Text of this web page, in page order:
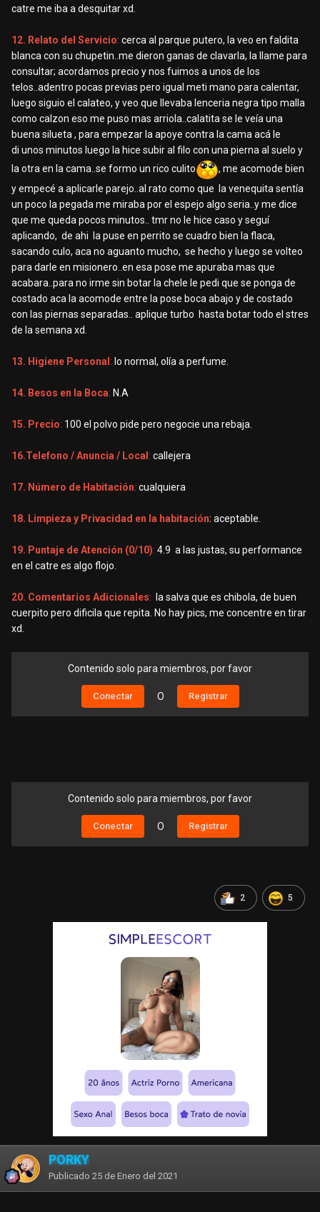
catre me iba a desquitar xd.
12. Relato del Servicio: cerca al parque putero, la veo en faldita
blanca con su chupetin..me dieron ganas de clavarla, la llame para
consultar; acordamos precio y nos fuimos a unos de los
telos..adentro pocas previas pero igual meti mano para calentar,
luego siguio el calateo, y veo que llevaba lenceria negra tipo malla
como calzon eso me puso mas arriola..calatita se le veía una
buena silueta , para empezar la apoye contra la cama acá le
di unos minutos luego la hice subir al filo con una pierna al suelo y
la otra en la cama..se formo un rico culito
, me acomode bien
y empecé a aplicarle parejo..al rato como que la venequita sentía
un poco la pegada me miraba por el espejo algo seria..y me dice
que me queda pocos minutos.. tmr no le hice caso y seguí
aplicando, de ahi la puse en perrito se cuadro bien la flaca,
sacando culo, aca no aguanto mucho, se hecho y luego se volteo
para darle en misionero..en esa pose me apuraba mas que
acabara..para no irme sin botar la chele le pedi que se ponga de
costado aca la acomode entre la pose boca abajo y de costado
con las piernas separadas.. aplique turbo hasta botar todo el stres
de la semana xd.
13. Higiene Personal : lo normal, olía a perfume.
14. Besos en la Boca: N.A
15. Precio: 100 el polvo pide pero negocie una rebaja.
16.Telefono / Anuncia / Local : callejera
17. Número de Habitación: cualquiera
18. Limpieza y Privacidad en la habitación: aceptable.
19. Puntaje de Atención (0/10): 4.9 a las justas, su performance
en el catre es algo flojo.
20. Comentarios Adicionales: la salva que es chibola, de buen
cuerpito pero dificila que repita. No hay pics, me concentre en tirar
xd.
Contenido solo para miembros, por favor
Conectar O Registrar
Contenido solo para miembros, por favor
Conectar O Registrar
2 5
PORKY
Publicado 25 de Enero del 2021